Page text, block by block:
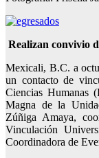
Realizan convivio
Mexicali, B.C. a
un contacto de
Ciencias Humanas
Magna de la
Zúñiga Amaya,
Vinculación
Coordinadora de